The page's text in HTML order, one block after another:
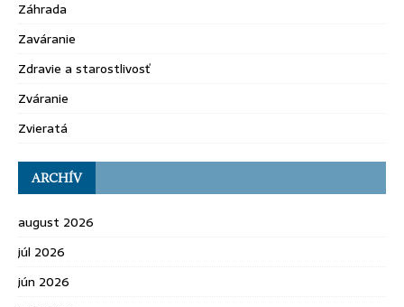
Záhrada
Zaváranie
Zdravie a starostlivosť
Zváranie
Zvieratá
ARCHÍV
august 2026
júl 2026
jún 2026